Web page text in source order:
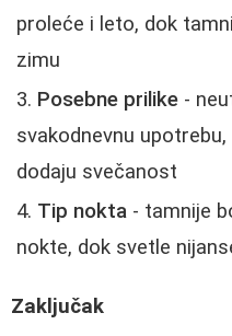
proleće i leto, dok
zimu
Posebne prilike -
svakodnevnu
dodaju svečanost
Tip nokta - tamnije
nokte, dok svetle
Zaključak